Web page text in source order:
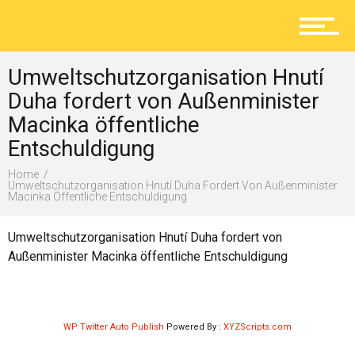
Lokal
Ratgeber
Umweltschutzorganisation Hnutí
Duha fordert von Außenminister
Macinka öffentliche
Entschuldigung
Home
Umweltschutzorganisation Hnutí Duha Fordert Von Außenminister
Macinka Öffentliche Entschuldigung
Umweltschutzorganisation Hnutí Duha fordert von
Außenminister Macinka öffentliche Entschuldigung
WP Twitter Auto Publish Powered By : XYZScripts.com